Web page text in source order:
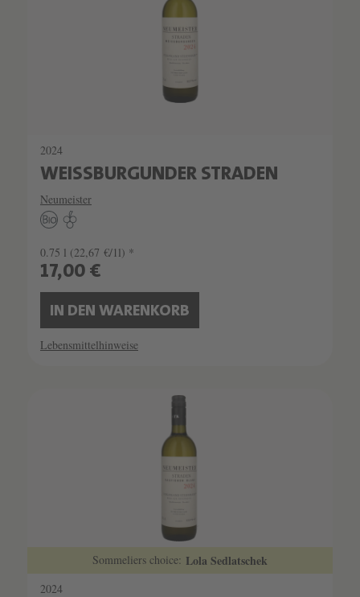
2024
WEISSBURGUNDER STRADEN
Neumeister
0.75 l (22,67 €/1l) *
17,00 €
IN DEN WARENKORB
Lebensmittelhinweise
Sommeliers choice: Lola Sedlatschek
2024